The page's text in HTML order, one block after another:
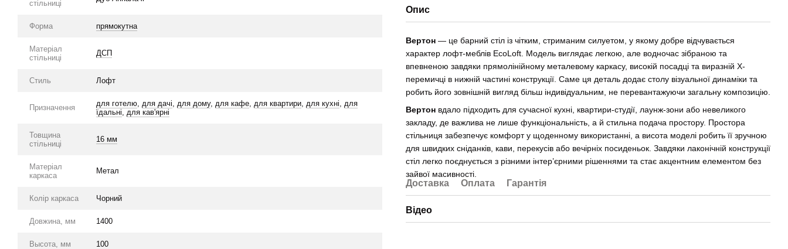
стільниці
Форма прямокутна
Матеріал
стільниці
ДСП
Стиль Лофт
Призначення для готелю, для дачі, для дому, для кафе, для квартири, для кухні, для
їдальні, для кав'ярні
Товщина
стільниці
16 мм
Матеріал
каркаса
Метал
Колір каркаса Чорний
Довжина, мм 1400
Высота, мм 100
Опис
Вертон — це барний стіл із чітким, стриманим силуетом, у якому добре відчувається
характер лофт-меблів EcoLoft. Модель виглядає легкою, але водночас зібраною та
впевненою завдяки прямолінійному металевому каркасу, високій посадці та виразній Х-
перемичці в нижній частині конструкції. Саме ця деталь додає столу візуальної динаміки та
робить його зовнішній вигляд більш індивідуальним, не перевантажуючи загальну композицію.
Вертон вдало підходить для сучасної кухні, квартири-студії, лаунж-зони або невеликого
закладу, де важлива не лише функціональність, а й стильна подача простору. Простора
стільниця забезпечує комфорт у щоденному використанні, а висота моделі робить її зручною
для швидких сніданків, кави, перекусів або вечірніх посиденьок. Завдяки лаконічній конструкції
стіл легко поєднується з різними інтер’єрними рішеннями та стає акцентним елементом без
зайвої масивності.
Доставка Оплата Гарантія
Відео